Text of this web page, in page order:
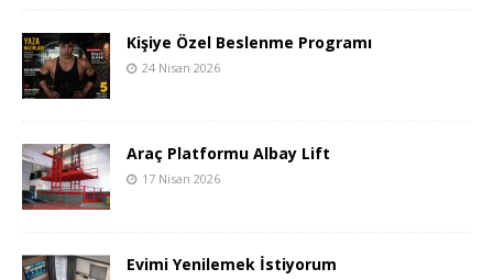
Kişiye Özel Beslenme Programı
24 Nisan 2026
Araç Platformu Albay Lift
17 Nisan 2026
Evimi Yenilemek İstiyorum